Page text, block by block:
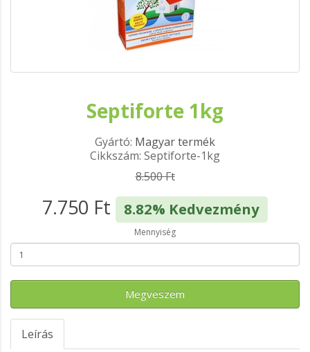
Septiforte 1kg
Gyártó: Magyar termék
Cikkszám: Septiforte-1kg
8.500 Ft
7.750 Ft 8.82% Kedvezmény
Mennyiség
Megveszem
Leírás